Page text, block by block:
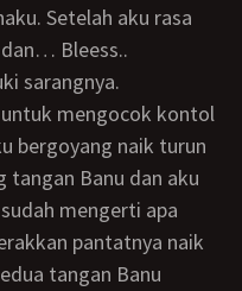
Setelah aku rasa
Bleess..
sarangnya.
bergoyang naik turun
tangan Banu dan aku
mengerti apa
pantatnya naik
tangan Banu